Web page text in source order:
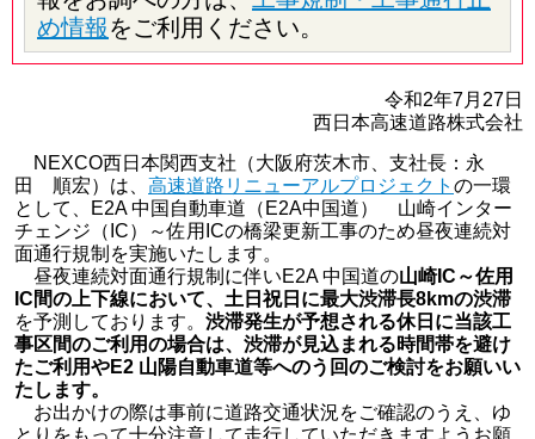
め情報をご利用ください。
令和2年7月27日
西日本高速道路株式会社
NEXCO西日本関西支社（大阪府茨木市、支社長：永
田 順宏）は、 高速道路リニューアルプロジェクト の一環
として、E2A 中国自動車道（E2A中国道） 山崎インター
チェンジ（IC）～佐用ICの橋梁更新工事のため昼夜連続対
面通行規制を実施いたします。
昼夜連続対面通行規制に伴いE2A 中国道の山崎IC～佐用
IC間の上下線において、土日祝日に最大渋滞長8kmの渋滞
を予測しております。 渋滞発生が予想される休日に当該工
事区間のご利用の場合は、渋滞が見込まれる時間帯を避け
たご利用やE2 山陽自動車道等へのう回のご検討をお願いい
たします。
お出かけの際は事前に道路交通状況をご確認のうえ、ゆ
とりをもって十分注意して走行していただきますようお願